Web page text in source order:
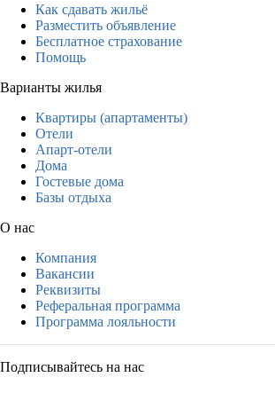
Как сдавать жильё
Разместить объявление
Бесплатное страхование
Помощь
Варианты жилья
Квартиры (апартаменты)
Отели
Апарт-отели
Дома
Гостевые дома
Базы отдыха
О нас
Компания
Вакансии
Реквизиты
Реферальная программа
Программа лояльности
Подписывайтесь на нас